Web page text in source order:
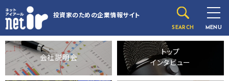
投資家のための企業情報サイト
SEARCH MENU
会社説明会
トップ
インタビュー